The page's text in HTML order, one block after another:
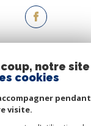
Espace
Se connecter
notre site
cookies
pendant
visite.